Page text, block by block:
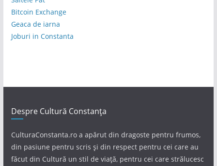
Bitcoin Exchange
Geaca de iarna
Joburi in Constanta
Despre Cultură Constanța
CulturaConstanta.ro a apărut din dragoste pentru frumos,
din pasiune pentru scris și din respect pentru cei care au
făcut din Cultură un stil de viață, pentru cei care strălucesc